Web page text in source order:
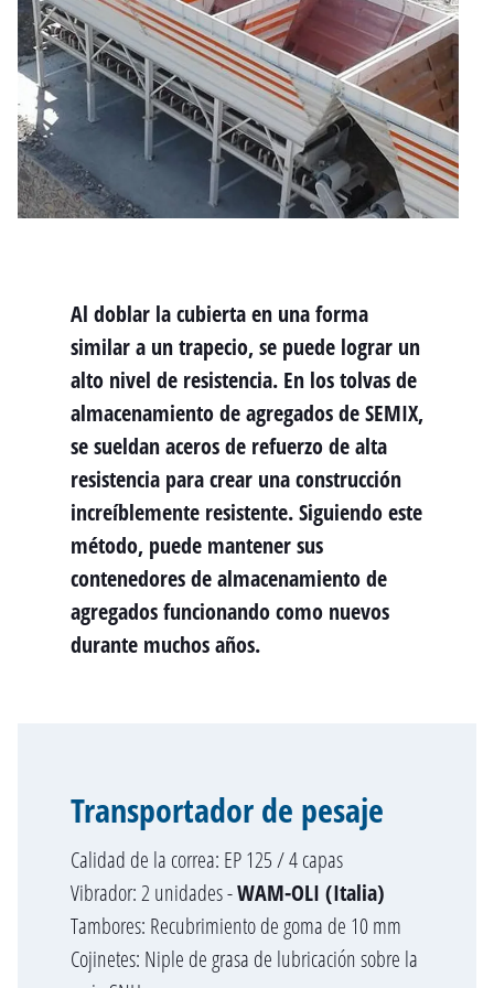
Al doblar la cubierta en una forma
similar a un trapecio, se puede lograr un
alto nivel de resistencia. En los tolvas de
almacenamiento de agregados de SEMIX,
se sueldan aceros de refuerzo de alta
resistencia para crear una construcción
increíblemente resistente. Siguiendo este
método, puede mantener sus
contenedores de almacenamiento de
agregados funcionando como nuevos
durante muchos años.
Transportador de pesaje
Calidad de la correa: EP 125 / 4 capas
Vibrador: 2 unidades -WAM-OLI (Italia)
Tambores: Recubrimiento de goma de 10 mm
Cojinetes: Niple de grasa de lubricación sobre la